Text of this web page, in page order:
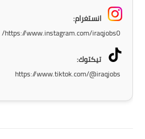
انستغرام:
https://www.instagram.com/iraqjobs0/
تيكتوك:
https://www.tiktok.com/@iraqjobs